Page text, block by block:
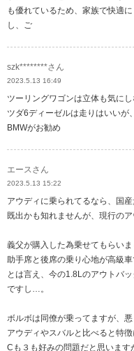
も優れているため、家族で快適
し、ご
szk********さん
2023.5.13 16:49
ツーリングワゴンは立体も気に
ツダ6ディーゼルは走りはいいが
BMWがお勧め
エースさん
2023.5.13 15:22
アウディに乗られてるなら、国産
既出かも知れませんが、現行の
義父が購入した為乗せてもらいま
助手席と後席の乗り心地が高級
とは言え、今の1.8Lのアウトバ
ですし…。
ボルボは同僚が乗ってますが、悪
アウディやスバルと比べると特
Cも３も好みの問題だと思いま